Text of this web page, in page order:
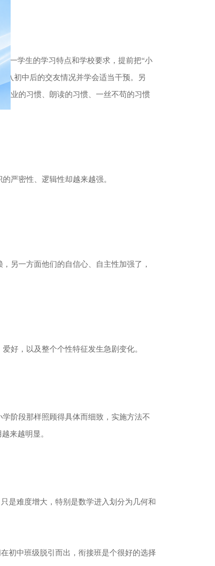
一学生的学习特点和学校要求，提前把“小
入初中后的交友情况并学会适当干预。另
业的习惯、朗读的习惯、一丝不苟的习惯
严密性、逻辑性却越来越强。
另一方面他们的自信心、自主性加强了，
好，以及整个个性特征发生急剧变化。
阶段那样照顾得具体而细致，实施方法不
来越明显。
是难度增大，特别是数学进入划分为几何和
初中班级脱引而出，衔接班是个很好的选择